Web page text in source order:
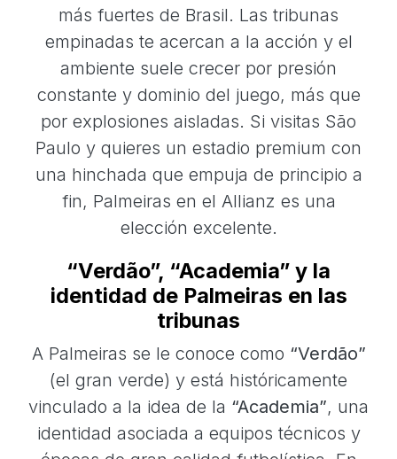
más fuertes de Brasil. Las tribunas
empinadas te acercan a la acción y el
ambiente suele crecer por presión
constante y dominio del juego, más que
por explosiones aisladas. Si visitas São
Paulo y quieres un estadio premium con
una hinchada que empuja de principio a
fin, Palmeiras en el Allianz es una
elección excelente.
“Verdão”, “Academia” y la
identidad de Palmeiras en las
tribunas
A Palmeiras se le conoce como “Verdão”
(el gran verde) y está históricamente
vinculado a la idea de la “Academia”, una
identidad asociada a equipos técnicos y